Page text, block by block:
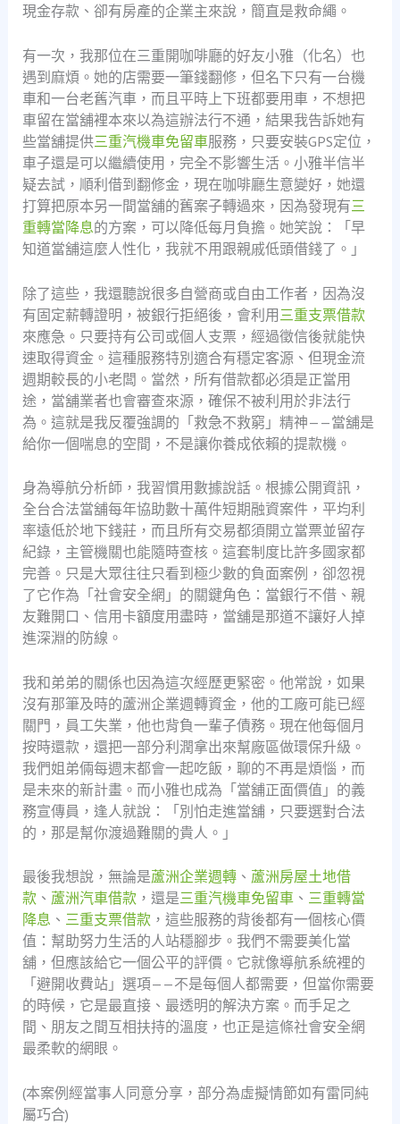
現金存款、卻有房產的企業主來說，簡直是救命繩。
有一次，我那位在三重開咖啡廳的好友小雅（化名）也
遇到麻煩。她的店需要一筆錢翻修，但名下只有一台機
車和一台老舊汽車，而且平時上下班都要用車，不想把
車留在當舖裡本來以為這辦法行不通，結果我告訴她有
些當舖提供三重汽機車免留車服務，只要安裝GPS定位，
車子還是可以繼續使用，完全不影響生活。小雅半信半
疑去試，順利借到翻修金，現在咖啡廳生意變好，她還
打算把原本另一間當舖的舊案子轉過來，因為發現有三
重轉當降息的方案，可以降低每月負擔。她笑說：「早
知道當舖這麼人性化，我就不用跟親戚低頭借錢了。」
除了這些，我還聽說很多自營商或自由工作者，因為沒
有固定薪轉證明，被銀行拒絕後，會利用 三重支票借款
來應急。只要持有公司或個人支票，經過徵信後就能快
速取得資金。這種服務特別適合有穩定客源、但現金流
週期較長的小老闆。當然，所有借款都必須是正當用
途，當舖業者也會審查來源，確保不被利用於非法行
為。這就是我反覆強調的「救急不救窮」精神——當舖是
給你一個喘息的空間，不是讓你養成依賴的提款機。
身為導航分析師，我習慣用數據說話。根據公開資訊，
全台合法當舖每年協助數十萬件短期融資案件，平均利
率遠低於地下錢莊，而且所有交易都須開立當票並留存
紀錄，主管機關也能隨時查核。這套制度比許多國家都
完善。只是大眾往往只看到極少數的負面案例，卻忽視
了它作為「社會安全網」的關鍵角色：當銀行不借、親
友難開口、信用卡額度用盡時，當舖是那道不讓好人掉
進深淵的防線。
我和弟弟的關係也因為這次經歷更緊密。他常說，如果
沒有那筆及時的蘆洲企業週轉資金，他的工廠可能已經
關門，員工失業，他也背負一輩子債務。現在他每個月
按時還款，還把一部分利潤拿出來幫廠區做環保升級。
我們姐弟倆每週末都會一起吃飯，聊的不再是煩惱，而
是未來的新計畫。而小雅也成為「當舖正面價值」的義
務宣傳員，逢人就說：「別怕走進當舖，只要選對合法
的，那是幫你渡過難關的貴人。」
最後我想說，無論是蘆洲企業週轉、 蘆洲房屋土地借
款、 蘆洲汽車借款，還是三重汽機車免留車、 三重轉當
降息 、 三重支票借款，這些服務的背後都有一個核心價
值：幫助努力生活的人站穩腳步。我們不需要美化當
舖，但應該給它一個公平的評價。它就像導航系統裡的
「避開收費站」選項——不是每個人都需要，但當你需要
的時候，它是最直接、最透明的解決方案。而手足之
間、朋友之間互相扶持的溫度，也正是這條社會安全網
最柔軟的網眼。
(本案例經當事人同意分享，部分為虛擬情節如有雷同純
屬巧合)